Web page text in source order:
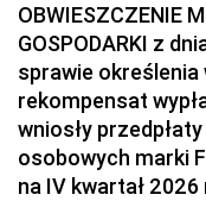
OBWIESZCZENIE
GOSPODARKI z
sprawie
rekompensat
wniosły
osobowych marki
na IV kwartał 2026